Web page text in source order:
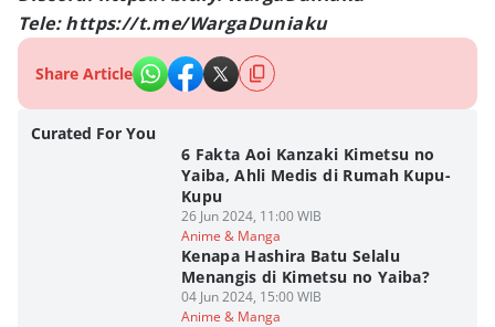
Tele: https://t.me/WargaDuniaku
Share Article
Curated For You
6 Fakta Aoi Kanzaki Kimetsu no
Yaiba, Ahli Medis di Rumah Kupu-
Kupu
26 Jun 2024, 11:00 WIB
Anime & Manga
Kenapa Hashira Batu Selalu
Menangis di Kimetsu no Yaiba?
04 Jun 2024, 15:00 WIB
Anime & Manga